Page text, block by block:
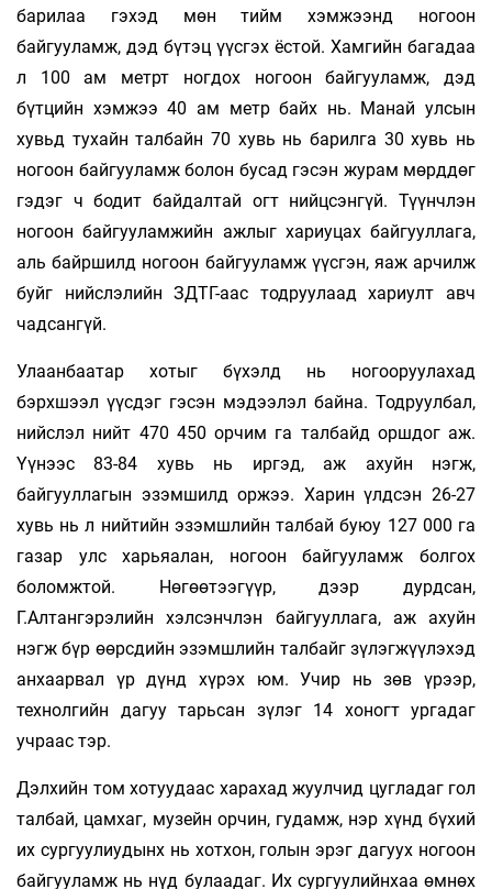
барилаа гэхэд мөн тийм хэмжээнд ногоон
байгууламж, дэд бүтэц үүсгэх ёстой. Хамгийн багадаа
л 100 ам метрт ногдох ногоон байгууламж, дэд
бүтцийн хэмжээ 40 ам метр байх нь. Манай улсын
хувьд тухайн талбайн 70 хувь нь барилга 30 хувь нь
ногоон байгууламж болон бусад гэсэн журам мөрддөг
гэдэг ч бодит байдалтай огт нийцсэнгүй. Түүнчлэн
ногоон байгууламжийн ажлыг хариуцах байгууллага,
аль байршилд ногоон байгууламж үүсгэн, яаж арчилж
буйг нийс­лэлийн ЗДТГ-аас тодруулаад хариулт авч
чадсангүй.
Улаанбаатар хотыг бүхэлд нь ногооруулахад
бэрхшээл үүсдэг гэсэн мэдээлэл байна. Тодруулбал,
нийслэл нийт 470 450 орчим га талбайд оршдог аж.
Үүнээс 83-84 хувь нь иргэд, аж ахуйн нэгж,
байгууллагын эзэмшилд оржээ. Харин үлдсэн 26-27
хувь нь л нийтийн эзэмшлийн талбай буюу 127 000 га
газар улс харьяалан, ногоон байгууламж болгох
боломжтой. Нөгөөтээгүүр, дээр дурдсан,
Г.Алтангэрэлийн хэлсэнчлэн байгууллага, аж ахуйн
нэгж бүр өөрсдийн эзэмшлийн талбайг зүлэгжүүлэхэд
анхаарвал үр дүнд хүрэх юм. Учир нь зөв үрээр,
технолгийн дагуу тарьсан зүлэг 14 хоногт ургадаг
учраас тэр.
Дэлхийн том хотуудаас харахад жуулчид цугладаг гол
талбай, цамхаг, музейн орчин, гудамж, нэр хүнд бүхий
их сургуулиудынх нь хотхон, голын эрэг дагуух ногоон
байгууламж нь нүд булаадаг. Их сургуулийнхаа өмнөх